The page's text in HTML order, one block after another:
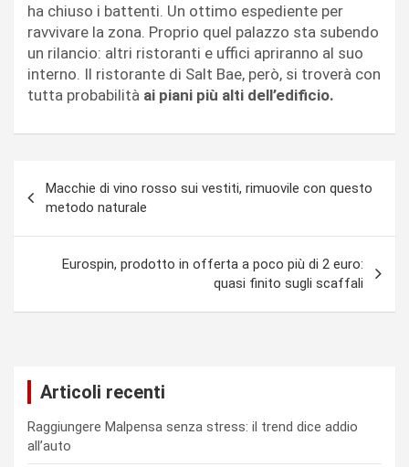
ha chiuso i battenti. Un ottimo espediente per
ravvivare la zona. Proprio quel palazzo sta subendo
un rilancio: altri ristoranti e uffici apriranno al suo
interno. Il ristorante di Salt Bae, però, si troverà con
tutta probabilità ai piani più alti dell’edificio.
articoli
Macchie di vino rosso sui vestiti, rimuovile con questo
metodo naturale
Eurospin, prodotto in offerta a poco più di 2 euro:
quasi finito sugli scaffali
Articoli recenti
Raggiungere Malpensa senza stress: il trend dice addio
all’auto